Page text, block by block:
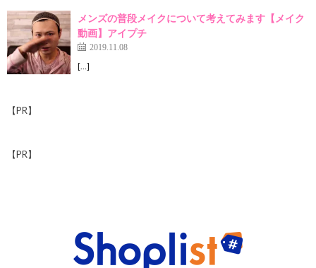
メンズの普段メイクについて考えてみます【メイク
動画】アイプチ
2019.11.08
[…]
【PR】
【PR】